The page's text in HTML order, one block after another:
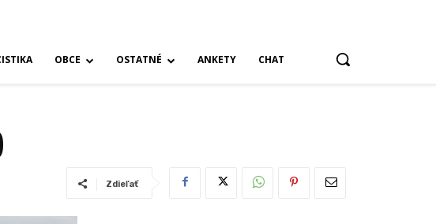
OBCE OSTATNÉ ANKETY CHAT
Zdieľať